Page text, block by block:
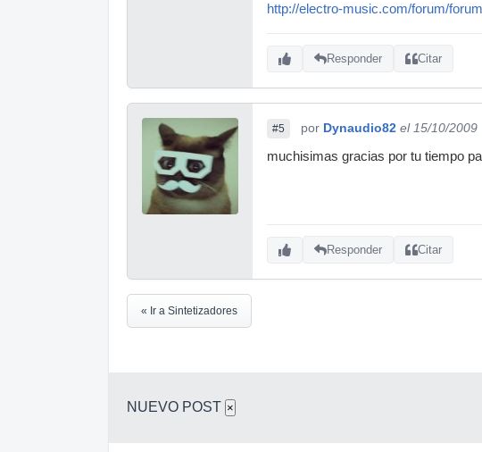
http://electro-music.com/forum/
Responder Citar
#5 por Dynaudio82 el 15/10/2009
muchisimas gracias por tu tiempo
Responder Citar
« Ir a Sintetizadores
NUEVO POST ×